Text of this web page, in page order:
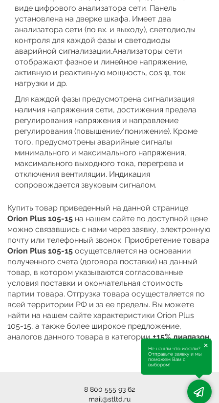
виде цифрового анализатора сети. Панель
установлена на дверке шкафа. Имеет два
анализатора сети (по вх. и выходу), светодиоды
контроля для каждой фазы и светодиоды
аварийной сигнализации.Анализаторы сети
отображают фазное и линейное напряжение,
активную и реактивную мощность, cos φ, ток
нагрузки и др.
Для каждой фазы предусмотрена сигнализация
наличия напряжения сети, достижения предела
регулирования напряжения и направление
регулирования (повышение/понижение). Кроме
того, предусмотрены аварийные сигналы
минимального и максимального напряжения,
максимального выходного тока, перегрева и
отключения вентиляции. Индикация
сопровождается звуковым сигналом.
Купить товар приведенный на данной странице:
Orion Plus 105-15 на нашем сайте по доступной цене
можно связавшись с нами через заявку, электронную
почту или телефонный звонок. Приобретение товара
Orion Plus 105-15 осущетсвляется на основании
полученного счета (договора поставки) на данный
товар, в котором указываются согласованные
условия поставки и окончательная стоимость
партии товара. Отгрузка товара осуществляется по
всей территории РФ и за ее пределы. Вы можете
найти на нашем сайте характеристики Orion Plus
105-15, а также более широкое предложение,
аналогов данного товара в категории±15% диапазон.
8 800 555 93 62
mail@stltd.ru
Не нашли что искали?
Отправьте заявку и мы
поможем Вам с
выбором!
×